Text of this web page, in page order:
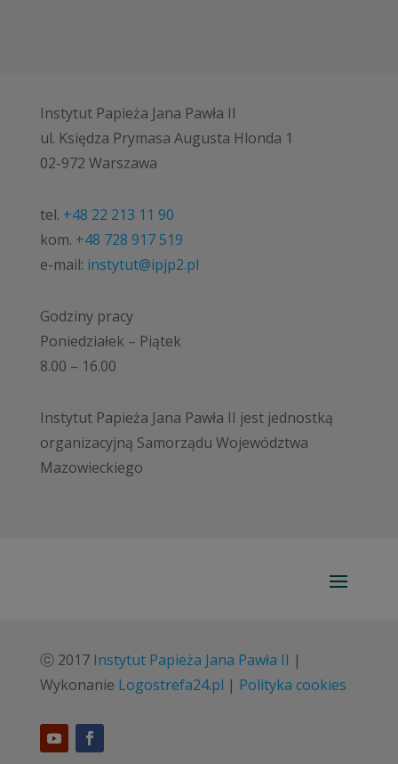
Instytut Papieża Jana Pawła II
ul. Księdza Prymasa Augusta Hlonda 1
02-972 Warszawa
tel. +48 22 213 11 90
kom. +48 728 917 519
e-mail: instytut@ipjp2.pl
Godziny pracy
Poniedziałek – Piątek
8.00 – 16.00
Instytut Papieża Jana Pawła II jest jednostką
organizacyjną Samorządu Województwa
Mazowieckiego
ⓒ 2017 Instytut Papieża Jana Pawła II |
Wykonanie Logostrefa24.pl | Polityka cookies